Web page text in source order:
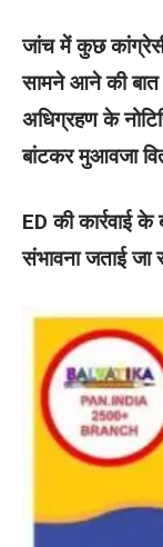
जांच में कुछ
सामने आने की बात
अधिग्रहण के
बांटकर मुआवजा
ED की कार्रवाई
संभावना जताई जा